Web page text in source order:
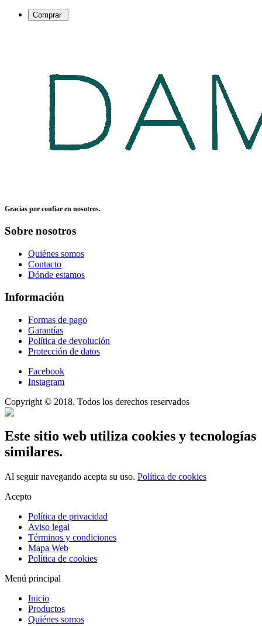
Gracias por confiar en nosotros.
Sobre nosotros
Quiénes somos
Contacto
Dónde estamos
Información
Formas de pago
Garantías
Política de devolución
Protección de datos
Facebook
Instagram
Copyright © 2018. Todos los derechos reservados
Este sitio web utiliza cookies y tecnologías
similares.
Al seguir navegando acepta su uso. Política de cookies
Acepto
Política de privacidad
Aviso legal
Términos y condiciones
Mapa Web
Política de cookies
Menú principal
Inicio
Productos
Quiénes somos